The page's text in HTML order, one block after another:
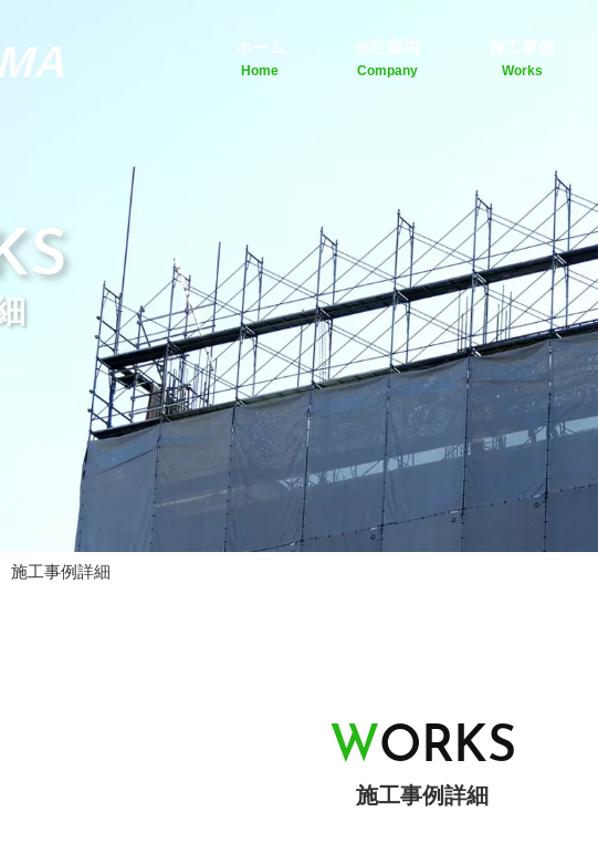
ホーム
Home
会社案内
Company
施工事例
Works
施工事例詳細
WORKS
施工事例詳細